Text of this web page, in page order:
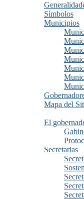
Símbolos
Municipios
Mapa del
El
Secretarias